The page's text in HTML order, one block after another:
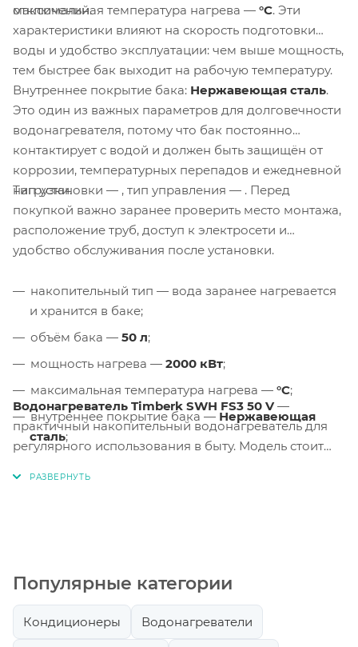
отключений.
максимальная температура нагрева — °C. Эти
характеристики влияют на скорость подготовки
воды и удобство эксплуатации: чем выше мощность,
тем быстрее бак выходит на рабочую температуру.
Внутреннее покрытие бака: Нержавеющая сталь.
Это один из важных параметров для долговечности
водонагревателя, потому что бак постоянно
контактирует с водой и должен быть защищён от
коррозии, температурных перепадов и ежедневной
нагрузки.
Тип установки — , тип управления — . Перед
покупкой важно заранее проверить место монтажа,
расположение труб, доступ к электросети и
удобство обслуживания после установки.
накопительный тип — вода заранее нагревается
и хранится в баке;
объём бака — 50 л;
мощность нагрева —
2000 кВт;
максимальная температура нагрева — °C;
внутреннее покрытие бака — Нержавеющая
сталь;
Водонагреватель Timberk SWH FS3 50 V—
практичный накопительный водонагреватель для
регулярного использования в быту. Модель стоит
Популярные категории
Кондиционеры Водонагреватели